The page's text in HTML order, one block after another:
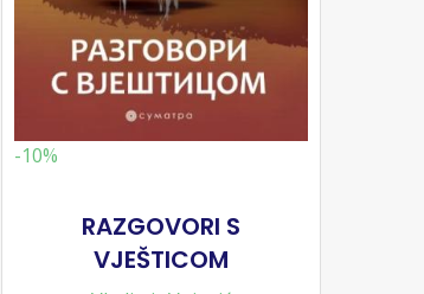
-10%
RAZGOVORI S
VJEŠTICOM